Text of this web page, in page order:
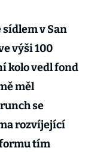
v San
výši 100
kolo vedl fond
měl
se
rozvíjející
tím